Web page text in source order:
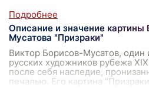
Описание и значение картины
Мусатова "Призраки"
Виктор Борисов-Мусатов,
русских художников рубежа
после себя наследие,
печалью. Его картина "Призраки